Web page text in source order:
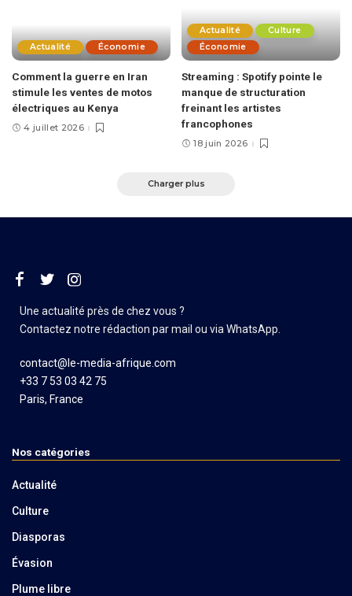
Actualité Économie
Comment la guerre en Iran
stimule les ventes de motos
électriques au Kenya
4 juillet 2026
Actualité
Culture
Économie
Streaming : Spotify pointe le
manque de structuration
freinant les artistes
francophones
18 juin 2026
Charger plus
Une actualité près de chez vous ?
Contactez notre rédaction par mail ou via WhatsApp.
contact@le-media-afrique.com
+33 7 53 03 42 75
Paris, France
Nos catégories
Actualité
Culture
Diasporas
Évasion
Plume libre